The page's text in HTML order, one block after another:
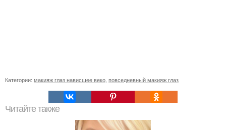
Категории: макияж глаз нависшее веко повседневный макияж глаз
Читайте также